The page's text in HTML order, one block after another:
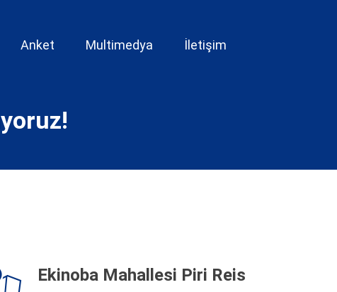
Anket Multimedya İletişim
Ekinoba Mahallesi Piri Reis